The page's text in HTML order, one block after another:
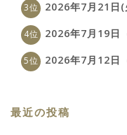
2026年7月21日
2026年7月19日
2026年7月12日
最近の投稿